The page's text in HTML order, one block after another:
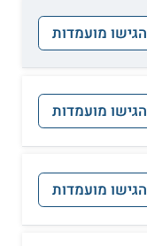
הגישו מועמדות
הגישו מועמדות
הגישו מועמדות